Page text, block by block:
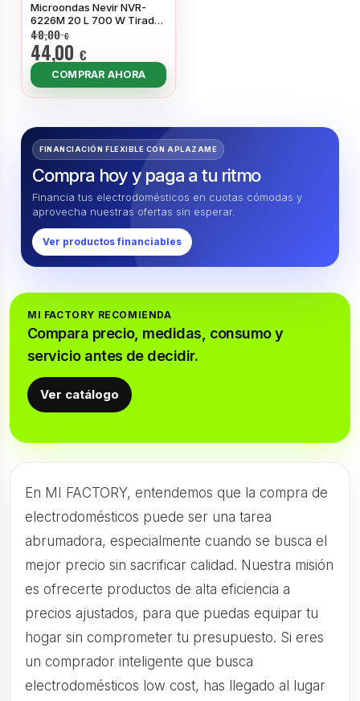
Microondas Nevir NVR-
6226M 20 L 700 W Tirador
Blanco
48,00€
44,00 €
COMPRAR AHORA
FINANCIACIÓN FLEXIBLE CON APLAZAME
Compra hoy y paga a tu ritmo
Financia tus electrodomésticos en cuotas cómodas y
aprovecha nuestras ofertas sin esperar.
Ver productos financiables
MI FACTORY RECOMIENDA
Compara precio, medidas, consumo y
servicio antes de decidir.
Ver catálogo
En MI FACTORY, entendemos que la compra de
electrodomésticos puede ser una tarea
abrumadora, especialmente cuando se busca el
mejor precio sin sacrificar calidad. Nuestra misión
es ofrecerte productos de alta eficiencia a
precios ajustados, para que puedas equipar tu
hogar sin comprometer tu presupuesto. Si eres
un comprador inteligente que busca
electrodomésticos low cost, has llegado al lugar